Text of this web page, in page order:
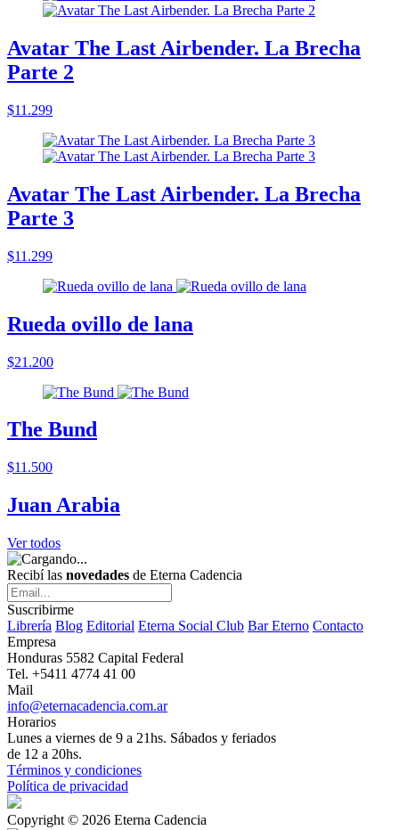
Avatar The Last Airbender. La Brecha
Parte 2
$11.299
Avatar The Last Airbender. La Brecha
Parte 3
$11.299
Rueda ovillo de lana
$21.200
The Bund
$11.500
Juan Arabia
Ver todos
Recibí las novedades de Eterna Cadencia
Suscribirme
Librería Blog Editorial Eterna Social Club Bar Eterno Contacto
Empresa
Honduras 5582 Capital Federal
Tel. +5411 4774 41 00
Mail
info@eternacadencia.com.ar
Horarios
Lunes a viernes de 9 a 21hs. Sábados y feriados
de 12 a 20hs.
Términos y condiciones
Política de privacidad
Copyright © 2026 Eterna Cadencia